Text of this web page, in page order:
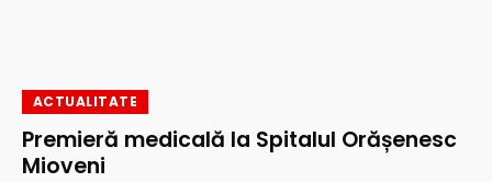
ACTUALITATE
Premieră medicală la Spitalul Orășenesc
Mioveni